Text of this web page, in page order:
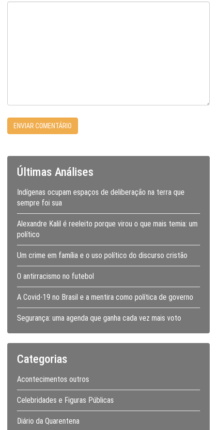
Últimas Análises
Indígenas ocupam espaços de deliberação na terra que
sempre foi sua
Alexandre Kalil é reeleito porque virou o que mais temia: um
político
Um crime em família e o uso político do discurso cristão
O antirracismo no futebol
A Covid-19 no Brasil e a mentira como política de governo
Segurança: uma agenda que ganha cada vez mais voto
Categorias
Acontecimentos outros
Celebridades e Figuras Públicas
Diário da Quarentena